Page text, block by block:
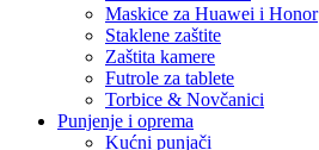
Maskice za Huawei i Honor
Staklene zaštite
Zaštita kamere
Futrole za tablete
Torbice & Novčanici
Punjenje i oprema
Kućni punjači